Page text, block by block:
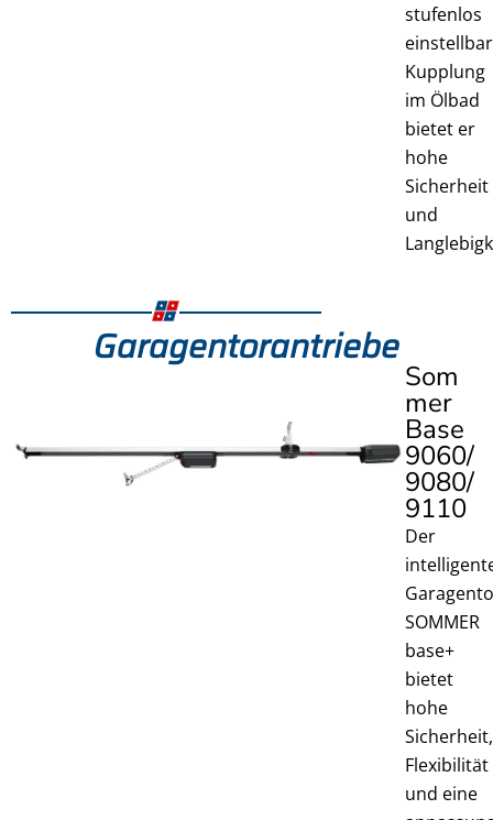
stufenlos
Kupplung
im Ölbad
bietet er
hohe
Sicherheit
und
Garagentorantriebe
Som
mer
Base
9060/
9080/
9110 ​
Der
SOMMER
base+
bietet
hohe
Sicherheit,
Flexibilität
und eine